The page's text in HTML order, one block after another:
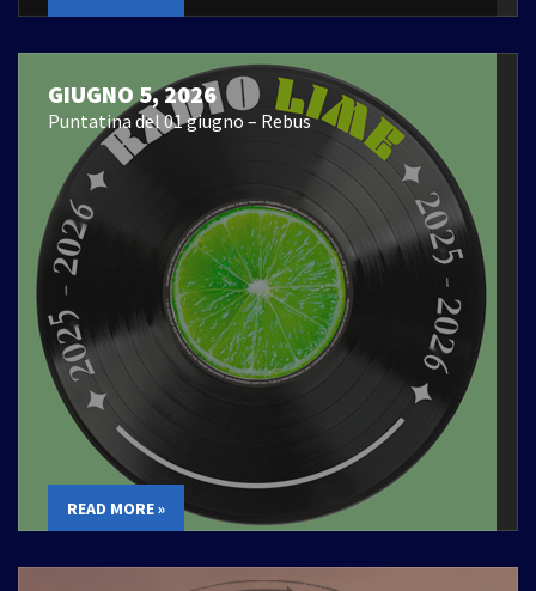
GIUGNO 5, 2026
Puntatina del 01 giugno – Rebus
READ MORE »